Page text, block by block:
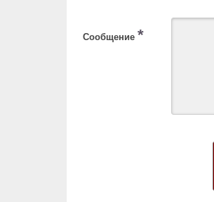
Сообщение *